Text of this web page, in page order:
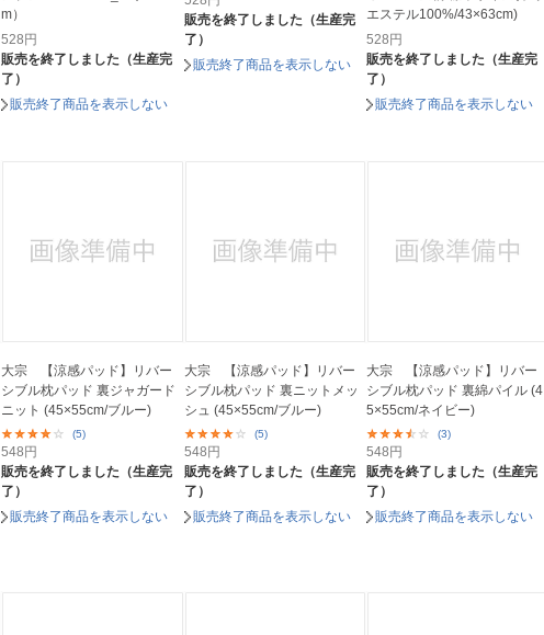
m）
528 円
販売を終了しました（生産完
了）
販売終了商品を表示しない
販売を終了しました（生産完
了）
販売終了商品を表示しない
エステル100%/43×63cm)
528 円
販売を終了しました（生産完
了）
販売終了商品を表示しない
大宗 【涼感パッド】リバー
シブル枕パッド 裏ジャガード
ニット (45×55cm/ブルー)
(5)
548円
販売を終了しました（生産完
了）
販売終了商品を表示しない
大宗 【涼感パッド】リバー
シブル枕パッド 裏ニットメッ
シュ (45×55cm/ブルー)
(5)
548円
販売を終了しました（生産完
了）
販売終了商品を表示しない
大宗 【涼感パッド】リバー
シブル枕パッド 裏綿パイル (4
5×55cm/ネイビー)
(3)
548円
販売を終了しました（生産完
了）
販売終了商品を表示しない